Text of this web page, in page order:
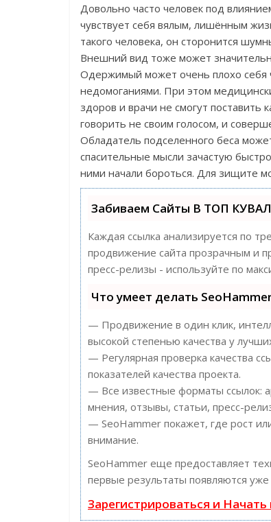
Довольно часто человек под
чувствует себя вялым, лишённым
такого человека, он сторонится
Внешний вид тоже может
Одержимый может очень плохо себя
недомоганиями. При этом
здоров и врачи не смогут
говорить не своим голосом, и
Обладатель подселенного беса
спасительные мысли зачастую
ними начали бороться. Для зищите
Забиваем Сайты В ТОП
Каждая ссылка анализируется по
продвижение сайта прозрачным и
пресс-релизы - используйте по
Что умеет делать
— Продвижение в один клик,
высокой степенью качества у
— Регулярная проверка качества
показателей качества проекта.
— Все известные форматы ссылок:
мнения, отзывы, статьи, пресс-
— SeoHammer покажет, где рост
внимание.
SeoHammer еще предоставляет
первые результаты появляются
Зарегистрироваться и